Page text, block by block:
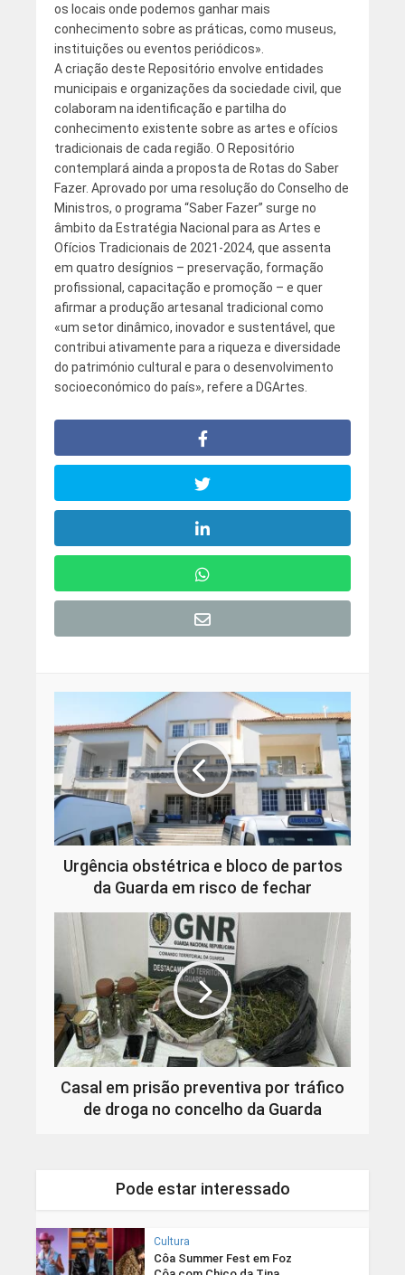
os locais onde podemos ganhar mais
conhecimento sobre as práticas, como museus,
instituições ou eventos periódicos».
A criação deste Repositório envolve entidades
municipais e organizações da sociedade civil, que
colaboram na identificação e partilha do
conhecimento existente sobre as artes e ofícios
tradicionais de cada região. O Repositório
contemplará ainda a proposta de Rotas do Saber
Fazer. Aprovado por uma resolução do Conselho de
Ministros, o programa “Saber Fazer” surge no
âmbito da Estratégia Nacional para as Artes e
Ofícios Tradicionais de 2021-2024, que assenta
em quatro desígnios – preservação, formação
profissional, capacitação e promoção – e quer
afirmar a produção artesanal tradicional como
«um setor dinâmico, inovador e sustentável, que
contribui ativamente para a riqueza e diversidade
do património cultural e para o desenvolvimento
socioeconómico do país», refere a DGArtes.
Urgência obstétrica e bloco de partos
da Guarda em risco de fechar
Casal em prisão preventiva por tráfico
de droga no concelho da Guarda
Pode estar interessado
Cultura
Côa Summer Fest em Foz